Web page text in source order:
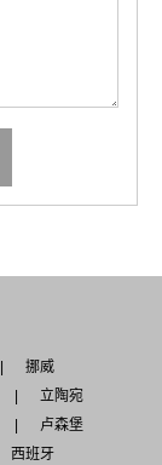
挪威
立陶宛
卢森堡
西班牙